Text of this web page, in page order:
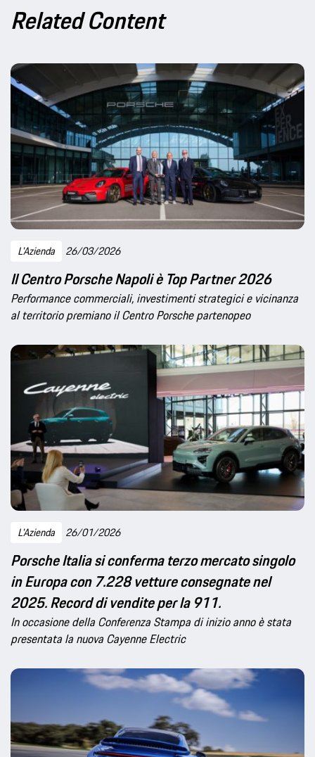
Related Content
L'Azienda 26/03/2026
Il Centro Porsche Napoli è Top Partner 2026
Performance commerciali, investimenti strategici e vicinanza
al territorio premiano il Centro Porsche partenopeo
L'Azienda 26/01/2026
Porsche Italia si conferma terzo mercato singolo
in Europa con 7.228 vetture consegnate nel
2025. Record di vendite per la 911.
In occasione della Conferenza Stampa di inizio anno è stata
presentata la nuova Cayenne Electric